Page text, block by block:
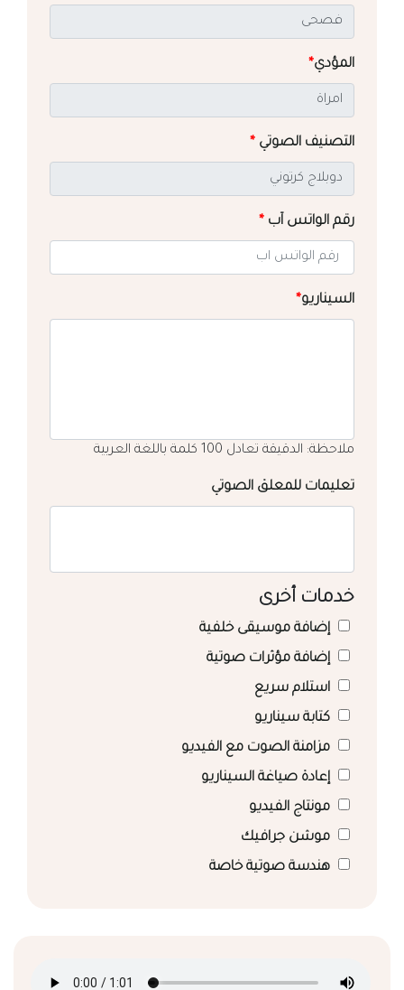
المؤدي*
التصنيف الصوتي *
رقم الواتس آب *
السيناريو*
ملاحظة: الدقيقة تعادل 100 كلمة باللغة العربية
تعليمات للمعلق الصوتي
خدمات أخرى
إضافة موسيقى خلفية
إضافة مؤثرات صوتية
استلام سريع
كتابة سيناريو
مزامنة الصوت مع الفيديو
إعادة صياغة السيناريو
مونتاج الفيديو
موشن جرافيك
هندسة صوتية خاصة